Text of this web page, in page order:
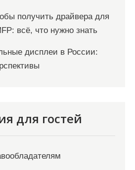
получить драйвера для
всё, что нужно знать
дисплеи в России:
для гостей